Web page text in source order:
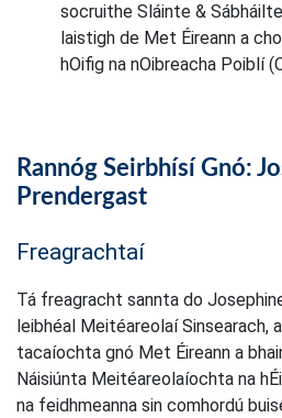
socruithe Sláinte &
laistigh de Met Éireann a
hOifig na nOibreacha Poiblí
Rannóg Seirbhísí Gnó:
Prendergast
Freagrachtaí
Tá freagracht sannta do
leibhéal Meitéareolaí Sinsearach,
tacaíochta gnó Met Éireann a
Náisiúnta Meitéareolaíochta na
na feidhmeanna sin comhordú